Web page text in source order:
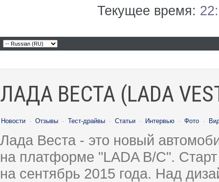
Текущее время:
ЛАДА ВЕСТА (LADA
Новости · Отзывы · Тест-драйвы · Статьи · Интервью · Фото ·
Лада Веста - это новый
на платформе "LADA B/C".
на сентябрь 2015 года. Над